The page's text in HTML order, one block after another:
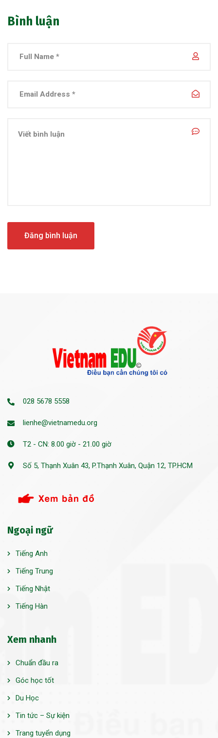
Bình luận
028 5678 5558
lienhe@vietnamedu.org
T2 - CN: 8.00 giờ - 21.00 giờ
Số 5, Thạnh Xuân 43, P.Thạnh Xuân, Quận 12, TP.HCM
Ngoại ngữ
Tiếng Anh
Tiếng Trung
Tiếng Nhật
Tiếng Hàn
Xem nhanh
Chuẩn đầu ra
Góc học tốt
Du Học
Tin tức – Sự kiện
Trang tuyển dụng